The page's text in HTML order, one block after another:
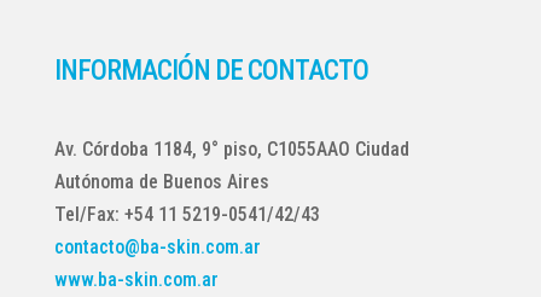
INFORMACIÓN DE CONTACTO
Av. Córdoba 1184, 9° piso, C1055AAO Ciudad
Autónoma de Buenos Aires
Tel/Fax: +54 11 5219-0541/42/43
contacto@ba-skin.com.ar
www.ba-skin.com.ar